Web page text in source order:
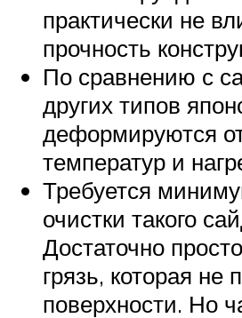
практически не
прочность
По сравнению с
других типов
деформируются
температур и
Требуется
очистки такого
Достаточно
грязь, которая не
поверхности. Но